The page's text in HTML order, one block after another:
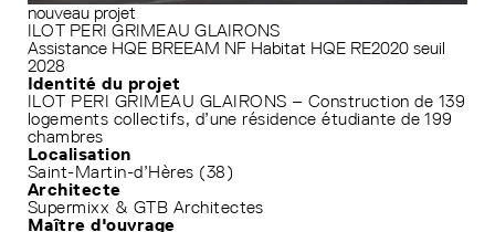
nouveau projet
ILOT PERI GRIMEAU GLAIRONS
Assistance HQE BREEAM NF Habitat HQE RE2020 seuil
2028
Identité du projet
ILOT PERI GRIMEAU GLAIRONS – Construction de 139
logements collectifs, d’une résidence étudiante de 199
chambres
Localisation
Saint-Martin-d’Hères (38)
Architecte
Supermixx & GTB Architectes
Maître d'ouvrage